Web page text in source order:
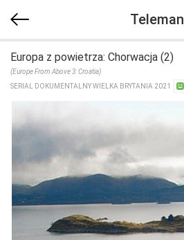
Teleman
Europa z powietrza: Chorwacja (2)
(Europe From Above 3: Croatia)
SERIAL DOKUMENTALNY WIELKA BRYTANIA 2021